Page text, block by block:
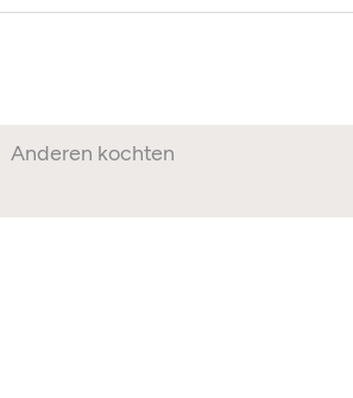
Anderen kochten ook